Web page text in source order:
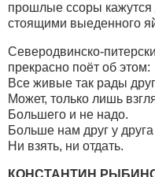
прошлые ссоры
стоящими выеденного
Северодвинско-
прекрасно поёт об этом:
Все живые так рады
Может, только лишь
Большего и не надо.
Больше нам друг у друга
Ни взять, ни отдать.